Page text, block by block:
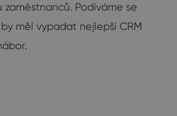
zaměstnanců. Podíváme se
měl vypadat nejlepší CRM